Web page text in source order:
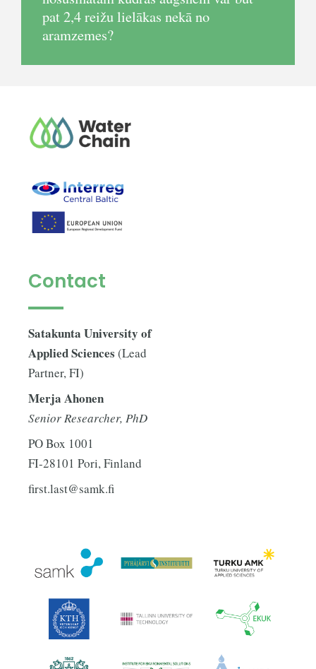
pat 2,4 reižu lielākas nekā no
aramzemes?
Contact
Satakunta University of
Applied Sciences (Lead
Partner, FI)
Merja Ahonen
Senior Researcher, PhD
PO Box 1001
FI-28101 Pori, Finland
first.last@samk.fi